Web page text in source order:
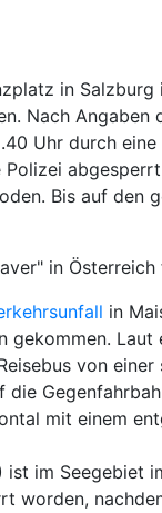
in
Nach Angaben
Uhr durch
Bis auf den
in Österreich
in
gekommen.
von
die
mit einem
ist im Seegebiet
worden,